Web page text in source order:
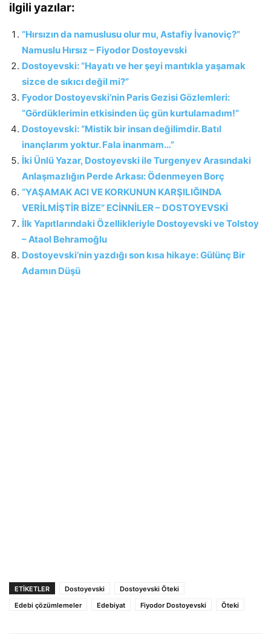
ilgili yazılar:
“Hırsızın da namuslusu olur mu, Astafiy İvanoviç?”
Namuslu Hırsız – Fiyodor Dostoyevski
Dostoyevski: “Hayatı ve her şeyi mantıkla yaşamak
sizce de sıkıcı değil mi?”
Fyodor Dostoyevski’nin Paris Gezisi Gözlemleri:
“Gördüklerimin etkisinden üç gün kurtulamadım!”
Dostoyevski: “Mistik bir insan değilimdir. Batıl
inançlarım yoktur. Fala inanmam…”
İki Ünlü Yazar, Dostoyevski ile Turgenyev Arasındaki
Anlaşmazlığın Perde Arkası: Ödenmeyen Borç
“YAŞAMAK ACI VE KORKUNUN KARŞILIĞINDA
VERİLMİŞTİR BİZE” ECİNNİLER – DOSTOYEVSKİ
İlk Yapıtlarındaki Özellikleriyle Dostoyevski ve Tolstoy
– Ataol Behramoğlu
Dostoyevski’nin yazdığı son kısa hikaye: Gülünç Bir
Adamın Düşü
ETIKETLER Dostoyevski
Dostoyevski Öteki
Edebi çözümlemeler
Edebiyat Fiyodor Dostoyevski Öteki